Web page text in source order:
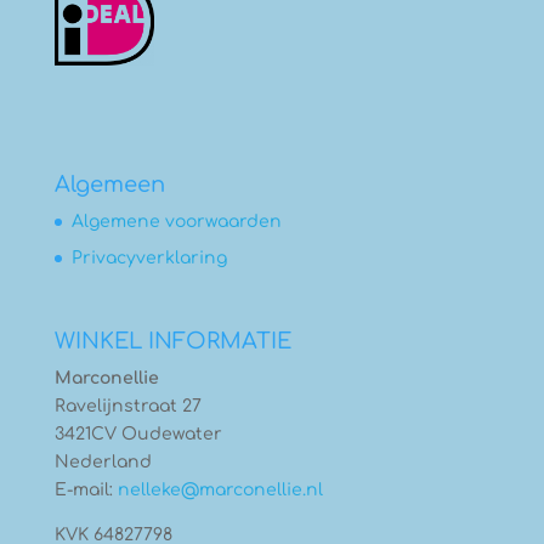
Algemeen
Algemene voorwaarden
Privacyverklaring
WINKEL INFORMATIE
Marconellie
Ravelijnstraat 27
3421CV Oudewater
Nederland
E-mail: nelleke@marconellie.nl
KVK 64827798